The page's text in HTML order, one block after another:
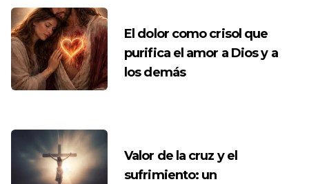
El dolor como crisol que
purifica el amor a Dios y a
los demás
Valor de la cruz y el
sufrimiento: un